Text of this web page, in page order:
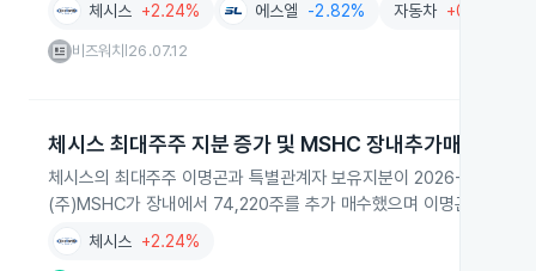
체시스 +2.24% 에스엘 -2.82% 자동차 +0.28%
비즈워치 26.07.12
체시스 최대주주 지분 증가 및 MSHC 장내추가매수
체시스의 최대주주 이명곤과 특별관계자 보유지분이 2026-07-09
(주)MSHC가 장내에서 74,220주를 추가 매수했으며 이명곤 개인의
체시스 +2.24%